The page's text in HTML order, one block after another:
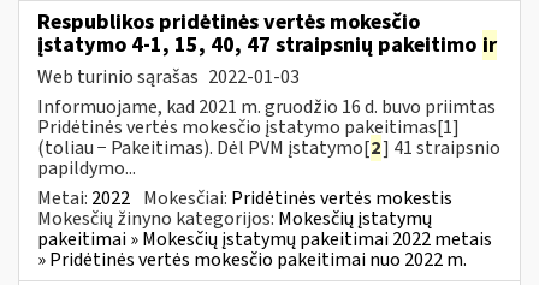
Respublikos pridėtinės vertės mokesčio
įstatymo 4-1, 15, 40, 47 straipsnių pakeitimo ir
Web turinio sąrašas 2022-01-03
Informuojame, kad 2021 m. gruodžio 16 d. buvo priimtas
Pridėtinės vertės mokesčio įstatymo pakeitimas[1]
(toliau − Pakeitimas). Dėl PVM įstatymo[2] 41 straipsnio
papildymo...
Metai: 2022 Mokesčiai: Pridėtinės vertės mokestis
Mokesčių žinyno kategorijos: Mokesčių įstatymų
pakeitimai » Mokesčių įstatymų pakeitimai 2022 metais
» Pridėtinės vertės mokesčio pakeitimai nuo 2022 m.